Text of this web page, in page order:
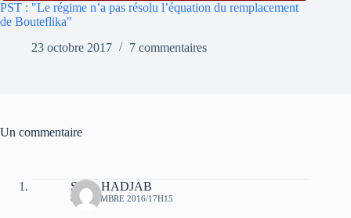
PST : "Le régime n’a pas résolu l’équation du remplacement
de Bouteflika"
23 octobre 2017
7 commentaires
Un commentaire
Salah HADJAB
8 DÉCEMBRE 2016/17H15